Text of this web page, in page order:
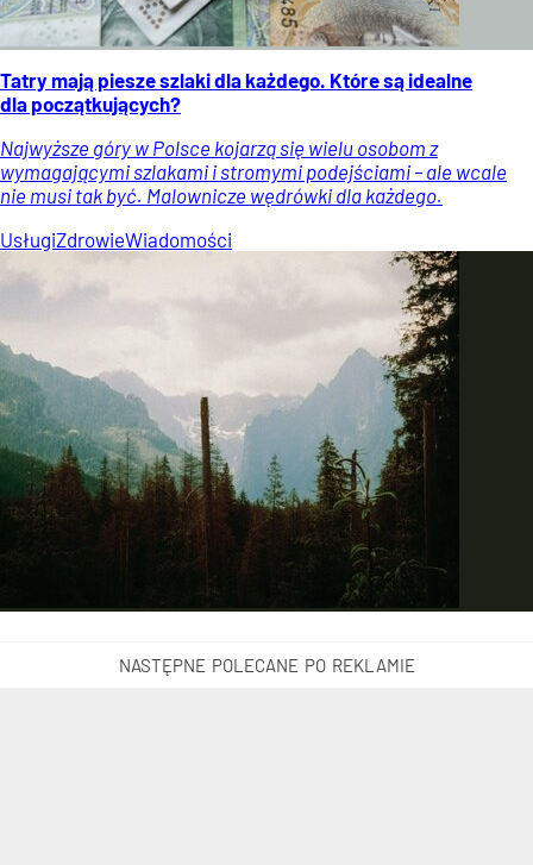
Tatry mają piesze szlaki dla każdego. Które są idealne
dla początkujących?
Najwyższe góry w Polsce kojarzą się wielu osobom z
wymagającymi szlakami i stromymi podejściami – ale wcale
nie musi tak być. Malownicze wędrówki dla każdego.
UsługiZdrowieWiadomości